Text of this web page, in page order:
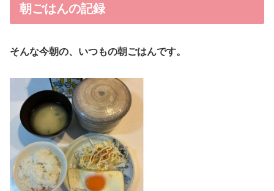
朝ごはんの記録
そんな今朝の、いつもの朝ごはんです。